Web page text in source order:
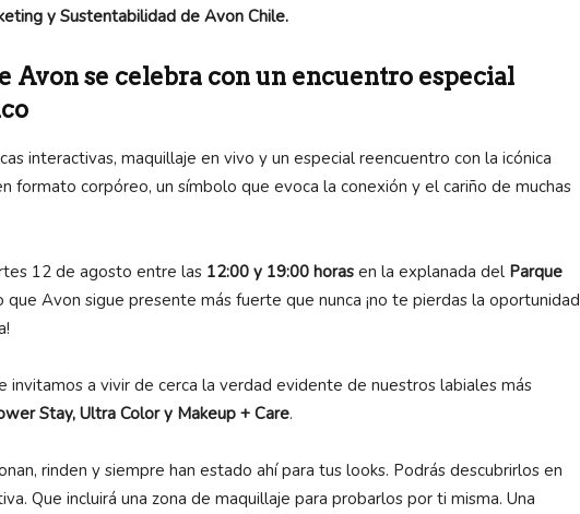
y Sustentabilidad de Avon Chile.
Avon se celebra con un encuentro especial
interactivas, maquillaje en vivo y un especial reencuentro con la icónica
formato corpóreo, un símbolo que evoca la conexión y el cariño de muchas
12 de agosto entre las 12:00 y 19:00 horas en la explanada del Parque
que Avon sigue presente más fuerte que nunca ¡no te pierdas la oportunidad
invitamos a vivir de cerca la verdad evidente de nuestros labiales más
Stay, Ultra Color y Makeup + Care.
rinden y siempre han estado ahí para tus looks. Podrás descubrirlos en
Que incluirá una zona de maquillaje para probarlos por ti misma. Una